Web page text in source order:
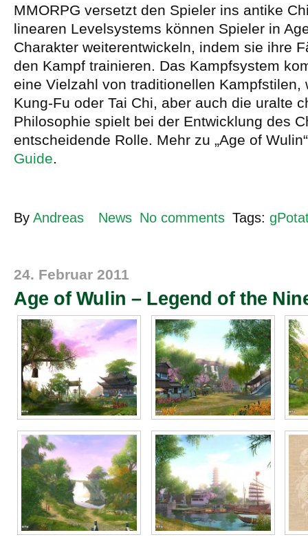
MMORPG versetzt den Spieler ins antike
linearen Levelsystems können Spieler in
Charakter weiterentwickeln, indem sie ihre
den Kampf trainieren. Das Kampfsystem
eine Vielzahl von traditionellen Kampfstilen,
Kung-Fu oder Tai Chi, aber auch die uralte
Philosophie spielt bei der Entwicklung des
entscheidende Rolle. Mehr zu „Age of
Guide.
By Andreas News No comments Tags:
24. Februar 2011
Age of Wulin – Legend of the